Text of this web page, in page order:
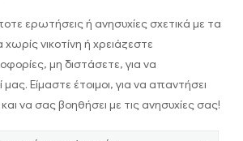
ερωτήσεις ή ανησυχίες σχετικά με τα
νικοτίνη ή χρειάζεστε
μη διστάσετε, για να
Είμαστε έτοιμοι, για να απαντήσει
να σας βοηθήσει με τις ανησυχίες σας!